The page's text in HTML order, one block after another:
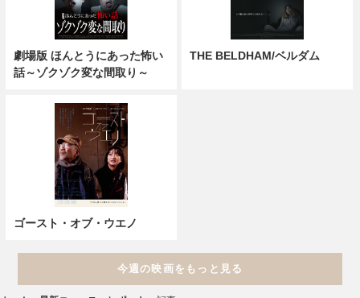
劇場版 ほんとうにあった怖い
話～ゾクゾク変な間取り～
THE BELDHAM/ベルダム
ゴースト・オブ・ウエノ
今週の映画をもっと見る